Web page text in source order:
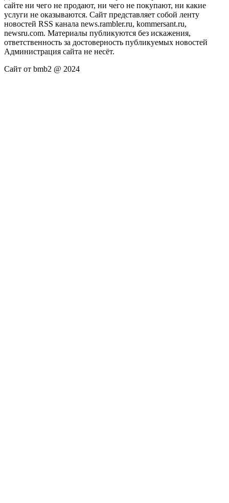
сайте ни чего не продают, ни чего не покупают, ни какие
услуги не оказываются. Сайт представляет собой ленту
новостей RSS канала news.rambler.ru, kommersant.ru,
newsru.com. Материалы публикуются без искажения,
ответственность за достоверность публикуемых новостей
Администрация сайта не несёт.
Сайт от bmb2 @ 2024